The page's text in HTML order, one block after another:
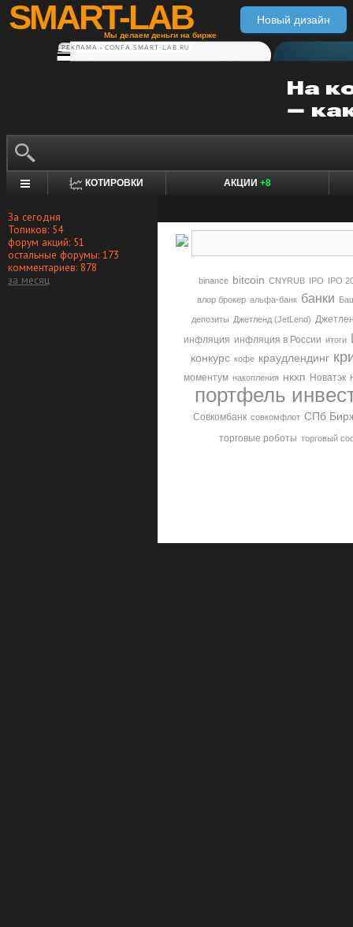
SMART-LAB
Мы делаем деньги на бирже
Новый дизайн
РЕКЛАМА • CONFA.SMART-LAB.RU
КОТИРОВКИ АКЦИИ +8
За сегодня
Топиков: 54
форум акций: 51
остальные форумы: 173
комментариев: 878
за месяц
binance bitcoin CNYRUB IPO
IPO
алор брокер альфа-банк банки
депозиты Джетленд (JetLend)
инфляция инфляция в России итоги
конкурс кофе краудлендинг
моментум накопления нкхп Новатэк
портфель
Совкомбанк совкомфлот СПб
торговые роботы торговый